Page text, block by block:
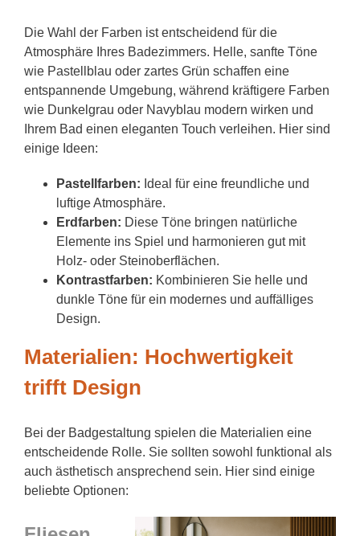
Die Wahl der Farben ist entscheidend für die
Atmosphäre Ihres Badezimmers. Helle, sanfte Töne
wie Pastellblau oder zartes Grün schaffen eine
entspannende Umgebung, während kräftigere Farben
wie Dunkelgrau oder Navyblau modern wirken und
Ihrem Bad einen eleganten Touch verleihen. Hier sind
einige Ideen:
Pastellfarben: Ideal für eine freundliche und
luftige Atmosphäre.
Erdfarben: Diese Töne bringen natürliche
Elemente ins Spiel und harmonieren gut mit
Holz- oder Steinoberflächen.
Kontrastfarben: Kombinieren Sie helle und
dunkle Töne für ein modernes und auffälliges
Design.
Materialien: Hochwertigkeit
trifft Design
Bei der Badgestaltung spielen die Materialien eine
entscheidende Rolle. Sie sollten sowohl funktional als
auch ästhetisch ansprechend sein. Hier sind einige
beliebte Optionen: